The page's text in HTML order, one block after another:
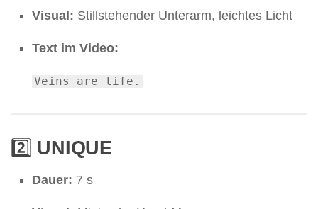
Visual: Stillstehender Unterarm, leichtes Licht
Text im Video:
Veins are life.
2️⃣ UNIQUE
Dauer: 7 s